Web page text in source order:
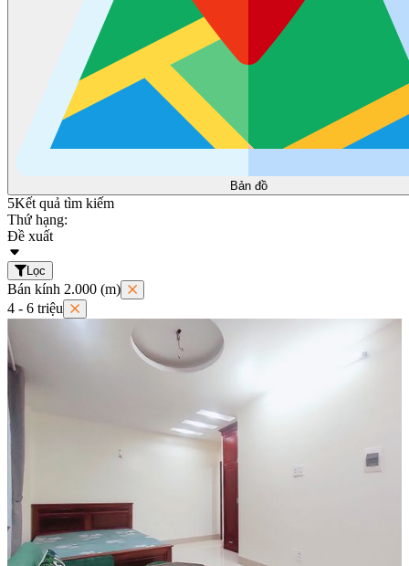
Bản đồ
5Kết quả tìm kiếm
Thứ hạng:
Đề xuất
Lọc
Bán kính 2.000 (m)
4 - 6 triệu